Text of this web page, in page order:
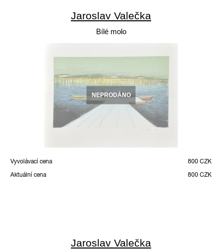
Jaroslav Valečka
Bílé molo
NEPRODÁNO
Vyvolávací cena
800 CZK
Aktuální cena
800 CZK
Jaroslav Valečka